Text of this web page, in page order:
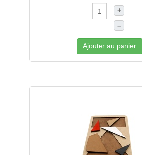
+
–
Ajouter au panier